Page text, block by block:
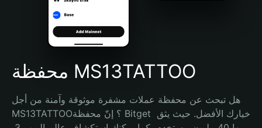
Português (Brasil)
Español (Argentina)
محفظة MS13TATTOO
هل تبحث عن محفظة عملات مشفرة موثوقة وآمنة من أجل
MS13TATTOO؟ إنّ محفظة Bitget خيارك الأفضل. حيث يثق